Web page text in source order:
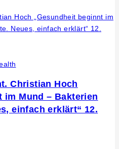
Christian Hoch
im Mund – Bakterien
einfach erklärt“ 12.